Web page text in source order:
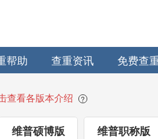
帮助 查重资讯 免费查
查看各版本介绍 ?
维普硕博版 维普职称版